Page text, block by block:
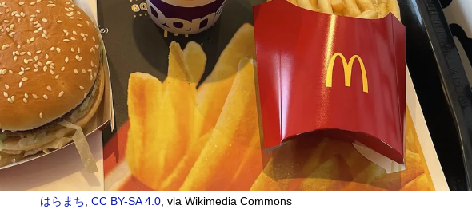
はらまち ,CC BY-SA 4.0 , via Wikimedia Commons